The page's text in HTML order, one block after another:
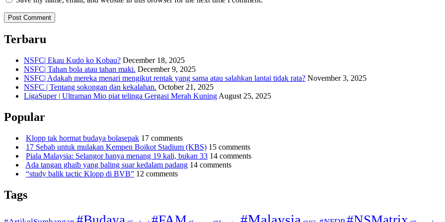
Terbaru
NSFC| Ekau Kudo ko Kobau? December 18, 2025
NSFC| Tahan bola atau tahan maki. December 9, 2025
NSFC| Adakah mereka menari mengikut rentak yang sama atau salahkan lantai tidak rata? November 3, 2025
NSFC | Tentang sokongan dan kekalahan. October 21, 2025
LigaSuper | Ultraman Mio piat telinga Gergasi Merah Kuning August 25, 2025
Popular
Klopp tak hormat budaya bolasepak 17 comments
17 Sebab untuk mulakan Kempen Boikot Stadium (KBS) 15 comments
Piala Malaysia: Selangor hanya menang 19 kali, bukan 33 14 comments
Ada tangan ghaib yang baling suar kedalam padang 14 comments
“study balik tactic Klopp di BVB” 12 comments
Tags